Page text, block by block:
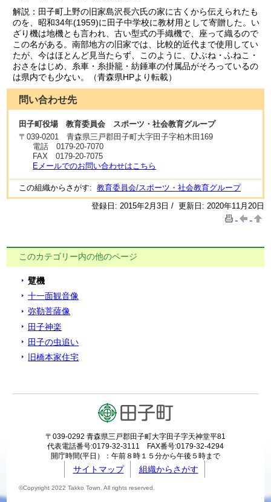
解説：田子町上野の旧家島沢長六氏の家に古くから伝えられたも
のを、昭和34年(1959)に田子中学校に教材用として寄贈した。い
ざり機は地機とも言われ、古い型式の手織機で、座って織るので
この名がある。南部地方の旧家では、比較的近代まで使用してい
たが、今はほとんど見当たらず、このように、ひぶね・ふねこ・
おさをはじめ、糸車・糸掛籠・紡錘車の付属品がそろっているの
は県内でも少ない。（青森県HPより転載）
問い合わせ先
田子町役場 教育委員会 スポーツ・社会教育グループ
〒039-0201
青森県三戸郡田子町大字田子字柏木田169
電話0179-20-7070
FAX0179-20-7075
Eメールでのお問い合わせはこちら
この組織からさがす:教育委員会/スポーツ・社会教育グループ
登録日: 2015年2月3日 / 更新日: 2020年11月20日
このカテゴリー内の他のページ
躄機
十一面観音像
弥勒菩薩像
田子神楽
田子の虫追い
旧橋本家住宅
〒039-0292 青森県三戸郡田子町大字田子字天神堂平81
代表電話番号:0179-32-3111 FAX番号:0179-32-4294
開庁時間(平日）：午前８時１５分から午後５時まで
サイトマップ 組織からさがす
©Copyright 2022 Takko Town. All rights reserved.